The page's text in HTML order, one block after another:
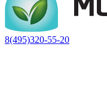
8(495)320-55-20